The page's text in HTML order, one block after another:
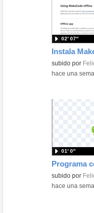
Contenido
subido por
02′ 07″
-hace una
Contenido
subido por
01′ 0″
-hace una